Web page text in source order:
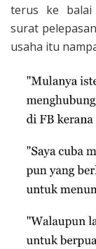
terus ke balai
surat
usaha itu